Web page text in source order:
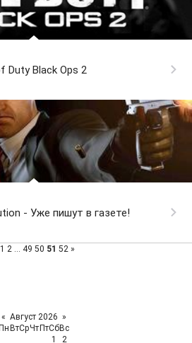
Duty Black Ops 2
- Уже пишут в газете!
1 2 ... 49 50 51 52 »
« Август 2026 »
Пн ВтСрЧт ПтСбВс
1
2